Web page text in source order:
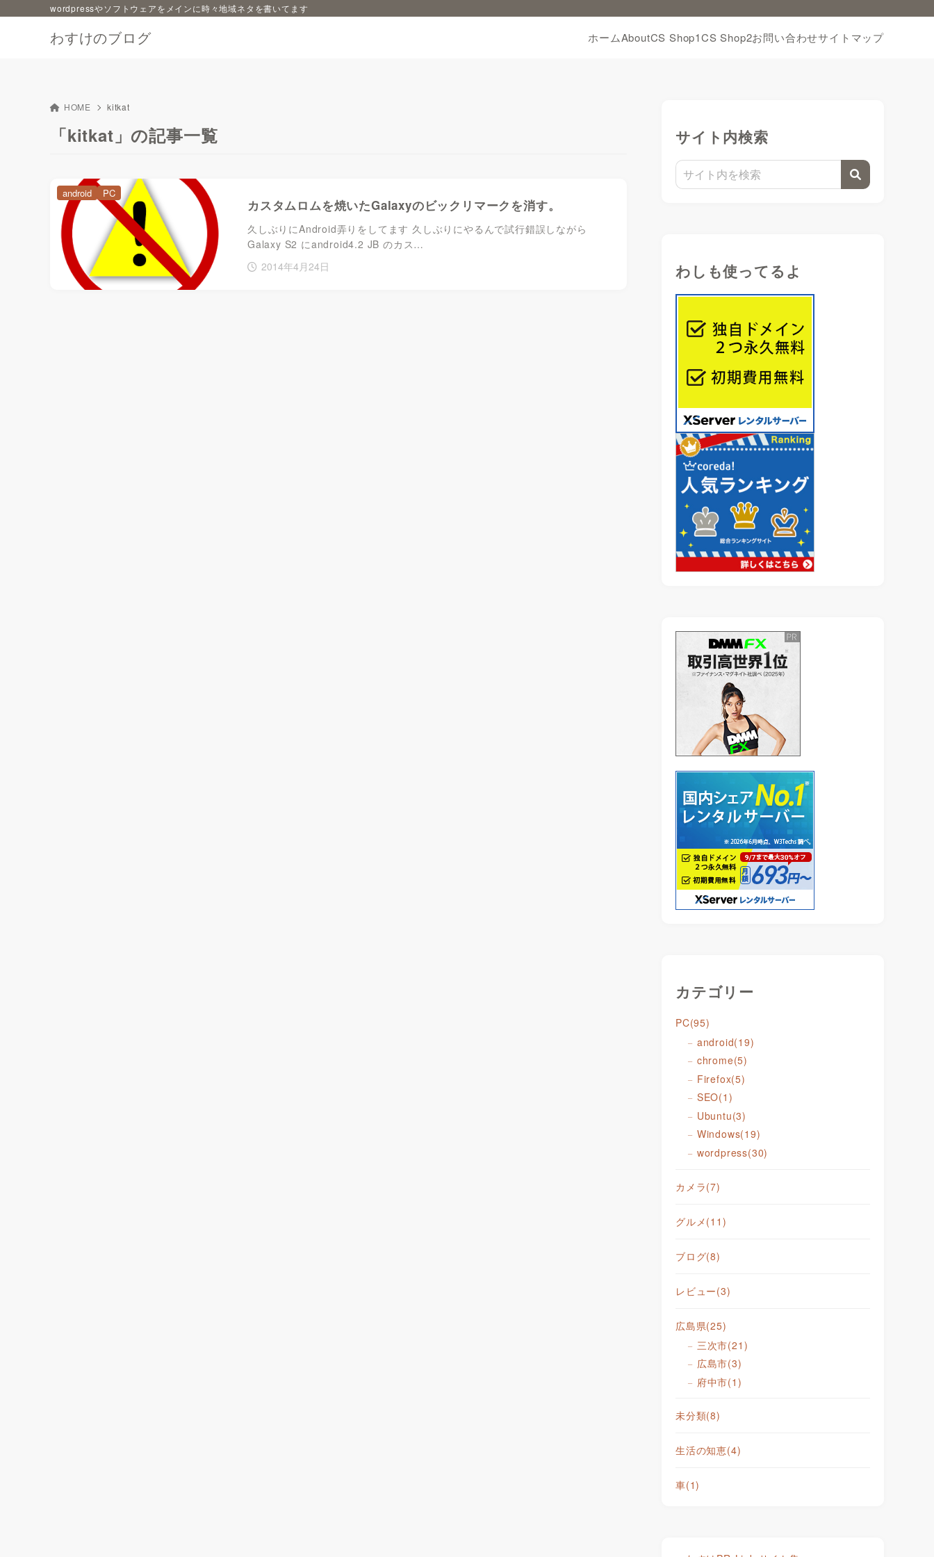
わすけのブログ
wordpressやソフトウェアをメインに時々地域ネタを書いてます
ホームAboutCS Shop1CS Shop2お問い合わせサイトマップ
HOME kitkat
「kitkat」の記事一覧
カスタムロムを焼いたGalaxyのビックリマークを消す。
久しぶりにAndroid弄りをしてます 久しぶりにやるんで試行錯誤しながら
Galaxy S2 にandroid4.2 JB のカス…
2014年4月24日
android PC
サイト内検索
わしも使ってるよ
カテゴリー
PC(95)
android(19)
chrome(5)
Firefox(5)
SEO(1)
Ubuntu(3)
Windows(19)
wordpress(30)
カメラ(7)
グルメ(11)
ブログ(8)
レビュー(3)
広島県(25)
三次市(21)
広島市(3)
府中市(1)
未分類(8)
生活の知恵(4)
車(1)